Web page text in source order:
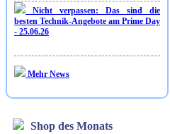
Nicht verpassen: Das sind die
besten Technik-Angebote am Prime Day
- 25.06.26
Mehr News
Shop des Monats